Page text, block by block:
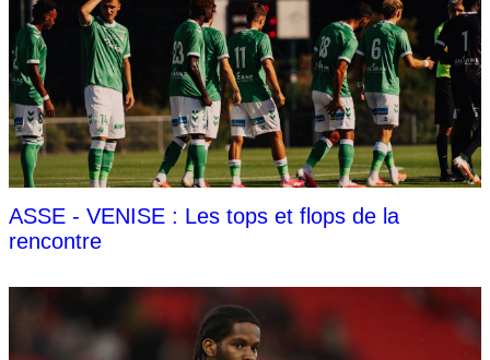
ASSE - VENISE : Les tops et flops de la
rencontre